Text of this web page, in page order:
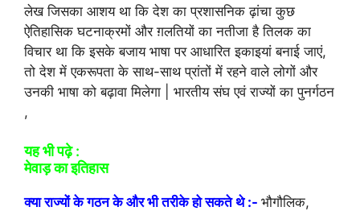
लेख जिसका आशय था कि देश का प्रशासनिक ढ़ांचा कुछ
ऐतिहासिक घटनाक्रमों और ग़लतियों का नतीजा है तिलक का
विचार था कि इसके बजाय भाषा पर आधारित इकाइयां बनाई जाएं,
तो देश में एकरूपता के साथ-साथ प्रांतों में रहने वाले लोगों और
उनकी भाषा को बढ़ावा मिलेगा | भारतीय संघ एवं राज्यों का पुनर्गठन
,
यह भी पढ़े :
मेवाड़ का इतिहास
क्या राज्यों के गठन के और भी तरीके हो सकते थे :- भौगौलिक,